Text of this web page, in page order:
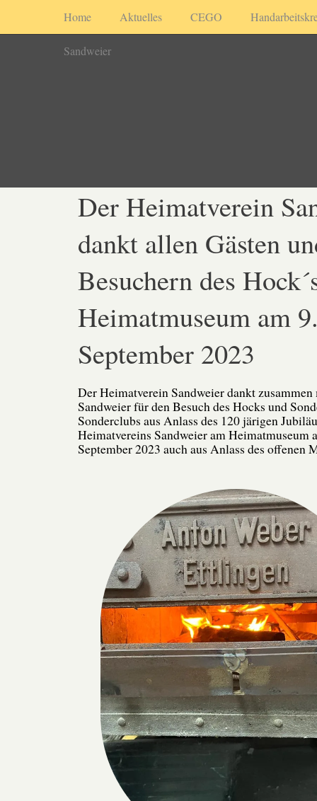
Home Aktuelles CEGO
Sandweier
Der Heimatverein
dankt allen Gästen
Besuchern des
Heimatmuseum am
September 2023
Der Heimatverein Sandweier dankt
Sandweier für den Besuch des Hocks und
Sonderclubs aus Anlass des 120 järigen
Heimatvereins Sandweier am Heimatmuseum
September 2023 auch aus Anlass des offenen